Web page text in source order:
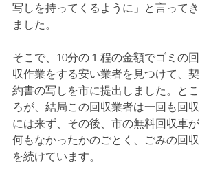
写しを持ってくるように」と言ってき
ました。
そこで、10分の１程の金額でゴミの回
収作業をする安い業者を見つけて、契
約書の写しを市に提出しました。とこ
ろが、結局この回収業者は一回も回収
には来ず、その後、市の無料回収車が
何もなかったかのごとく、ごみの回収
を続けています。